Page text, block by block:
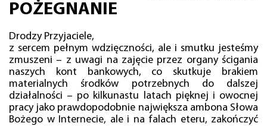
POŻEGNANIE
Drodzy Przyjaciele,
z sercem pełnym wdzięczności, ale i smutku jesteśmy
zmuszeni – z uwagi na zajęcie przez organy ścigania
naszych kont bankowych, co skutkuje brakiem
materialnych środków potrzebnych do dalszej
działalności – po kilkunastu latach pięknej i owocnej
pracy jako prawdopodobnie największa ambona Słowa
Bożego w Internecie, ale i na falach eteru, zakończyć